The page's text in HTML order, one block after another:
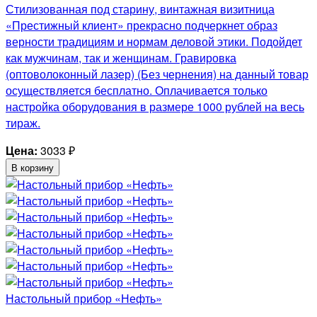
Стилизованная под старину, винтажная визитница
«Престижный клиент» прекрасно подчеркнет образ
верности традициям и нормам деловой этики. Подойдет
как мужчинам, так и женщинам. Гравировка
(оптоволоконный лазер) (Без чернения) на данный товар
осуществляется бесплатно. Оплачивается только
настройка оборудования в размере 1000 рублей на весь
тираж.
Цена: 3033 ₽
В корзину
Настольный прибор «Нефть»